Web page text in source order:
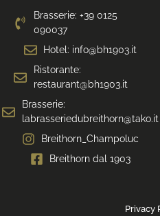
Brasserie: +39 0125
090037
Hotel: info@bh1903.it
Ristorante:
restaurant@bh1903.it
Brasserie:
labrasseriedubreithorn@tako.it
Breithorn_Champoluc
Breithorn dal 1903
Privacy